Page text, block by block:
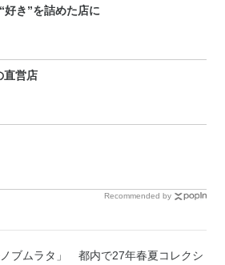
き”を詰めた店に
直営店
Recommended by
ノブムラタ」 都内で27年春夏コレクシ